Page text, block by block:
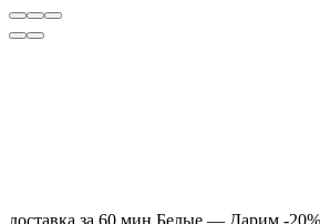
доставка за 60 мин Белые — Дарим -